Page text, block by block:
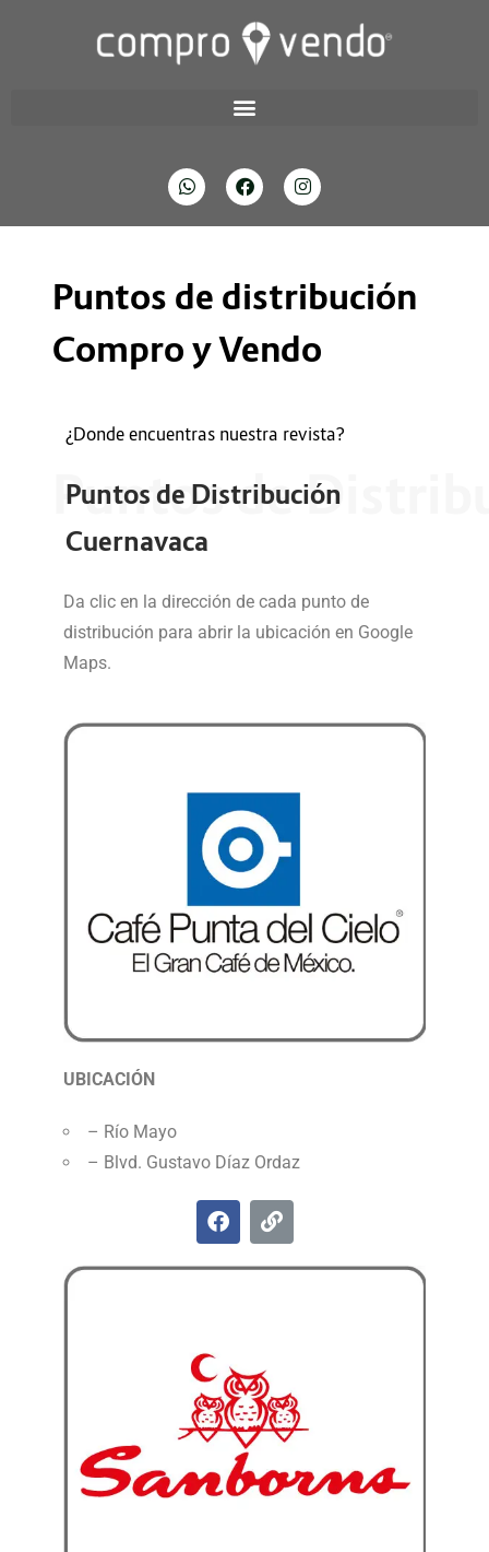
Puntos de distribución
Compro y Vendo
¿Donde encuentras nuestra revista?
Puntos de
Puntos de Distribución
Cuernavaca
Da clic en la dirección de cada punto de
distribución para abrir la ubicación en Google
Maps.
UBICACIÓN
– Río Mayo
– Blvd. Gustavo Díaz Ordaz